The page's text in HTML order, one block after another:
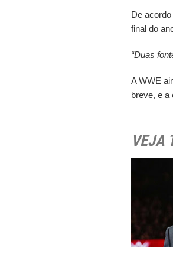
De
final do
“Duas
A WWE
breve, e a
VEJA